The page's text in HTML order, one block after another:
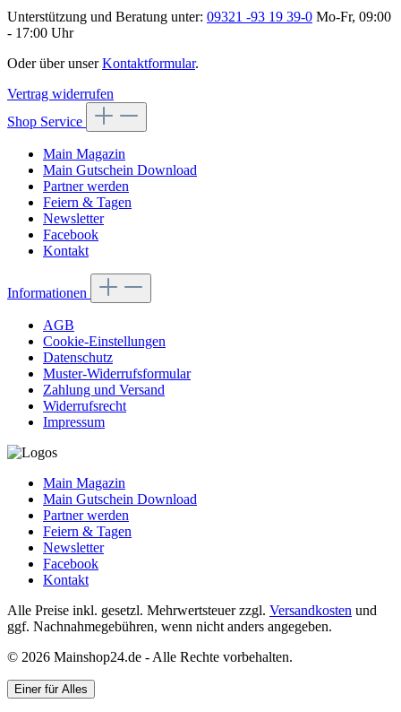
Unterstützung und Beratung unter: 09321 -93 19 39-0 Mo-Fr, 09:00
- 17:00 Uhr
Oder über unserKontaktformular.
Vertrag widerrufen
Shop Service
Main Magazin
Main Gutschein Download
Partner werden
Feiern & Tagen
Newsletter
Facebook
Kontakt
Informationen
AGB
Cookie-Einstellungen
Datenschutz
Muster-Widerrufsformular
Zahlung und Versand
Widerrufsrecht
Impressum
Main Magazin
Main Gutschein Download
Partner werden
Feiern & Tagen
Newsletter
Facebook
Kontakt
Alle Preise inkl. gesetzl. Mehrwertsteuer zzgl. Versandkosten und
ggf. Nachnahmegebühren, wenn nicht anders angegeben.
© 2026 Mainshop24.de - Alle Rechte vorbehalten.
Einer für Alles